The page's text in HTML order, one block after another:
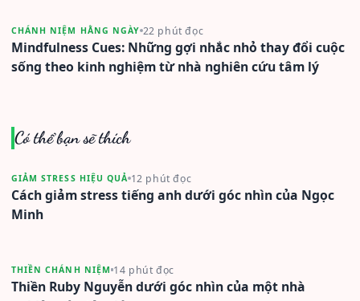
CHÁNH NIỆM HẰNG NGÀY 22 phút đọc
Mindfulness Cues: Những gợi nhắc nhỏ thay đổi cuộc
sống theo kinh nghiệm từ nhà nghiên cứu tâm lý
Có thể bạn sẽ thích
GIẢM STRESS HIỆU QUẢ 12 phút đọc
Cách giảm stress tiếng anh dưới góc nhìn của Ngọc
Minh
THIỀN CHÁNH NIỆM 14 phút đọc
Thiền Ruby Nguyễn dưới góc nhìn của một nhà